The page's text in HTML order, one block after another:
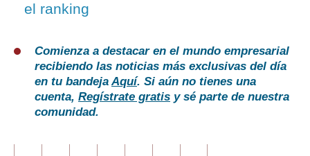
el ranking
Comienza a destacar en el mundo empresarial
recibiendo las noticias más exclusivas del día
en tu bandejaAquí. Si aún no tienes una
cuenta, Regístrate gratis y sé parte de nuestra
comunidad.